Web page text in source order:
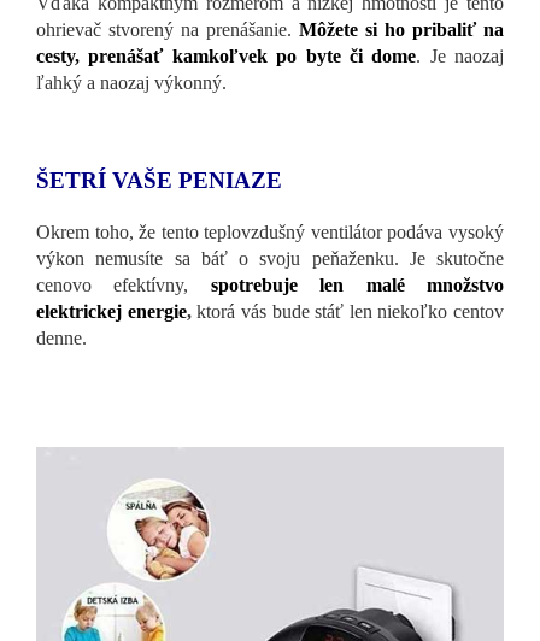
ohrievač stvorený na prenášanie. Môžete si ho pribaliť na
cesty, prenášať kamkoľvek po byte či dome. Je naozaj
ľahký a naozaj výkonný.
ŠETRÍ VAŠE PENIAZE
Okrem toho, že tento teplovzdušný ventilátor podáva vysoký
výkon nemusíte sa báť o svoju peňaženku. Je skutočne
cenovo efektívny, spotrebuje len malé množstvo
elektrickej energie,ktorá vás bude stáť len niekoľko centov
denne.